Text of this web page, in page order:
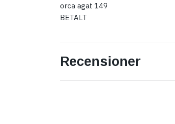
orca agat 149
BETALT
Recensioner